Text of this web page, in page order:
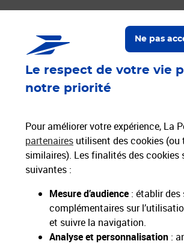
Le respect de votre vie
notre priorité
Pour améliorer votre expérience, La
partenaires utilisent des cookies (ou
similaires). Les finalités des cookies
suivantes :
Mesure d’audience : établir
complémentaires sur
et suivre la navigation.
Analyse et personnalisation :
Ne pas
Localiser un bureau de poste
Paiements 100% sécurisés
Hors livres et hors produits marketplace
Nos engagements
sociétaux et environnementaux
Applications La Poste